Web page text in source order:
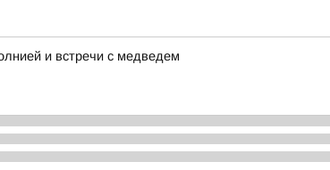
и встречи с медведем